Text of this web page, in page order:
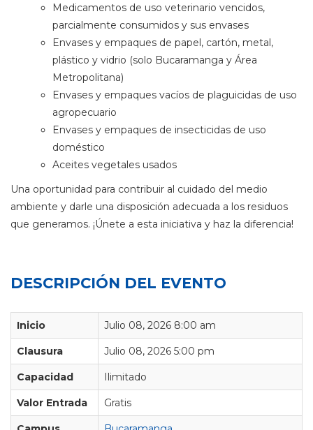
Medicamentos de uso veterinario vencidos,
parcialmente consumidos y sus envases
Envases y empaques de papel, cartón, metal,
plástico y vidrio (solo Bucaramanga y Área
Metropolitana)
Envases y empaques vacíos de plaguicidas de uso
agropecuario
Envases y empaques de insecticidas de uso
doméstico
Aceites vegetales usados
Una oportunidad para contribuir al cuidado del medio
ambiente y darle una disposición adecuada a los residuos
que generamos. ¡Únete a esta iniciativa y haz la diferencia!
DESCRIPCIÓN DEL EVENTO
Inicio Julio 08, 2026 8:00 am
Clausura Julio 08, 2026 5:00 pm
Capacidad Ilimitado
Valor Entrada Gratis